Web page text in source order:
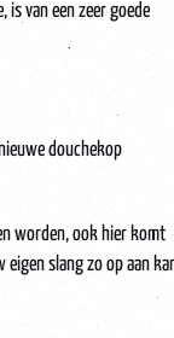
is van een zeer goede
douchekop
worden, ook hier komt
slang zo op aan